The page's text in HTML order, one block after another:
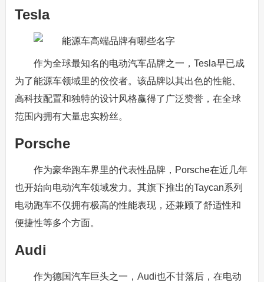
Tesla
作为全球最知名的电动汽车品牌之一，Tesla早已成
为了能源车领域里的佼佼者。该品牌以其出色的性能、
高科技配置和独特的设计风格赢得了广泛赞誉，在全球
范围内拥有大量忠实粉丝。
Porsche
作为豪华跑车界里的代表性品牌，Porsche在近几年
也开始向电动汽车领域发力。其旗下推出的Taycan系列
电动跑车不仅拥有极高的性能表现，还兼顾了舒适性和
便捷性等多个方面。
Audi
作为德国汽车巨头之一，Audi也不甘落后，在电动